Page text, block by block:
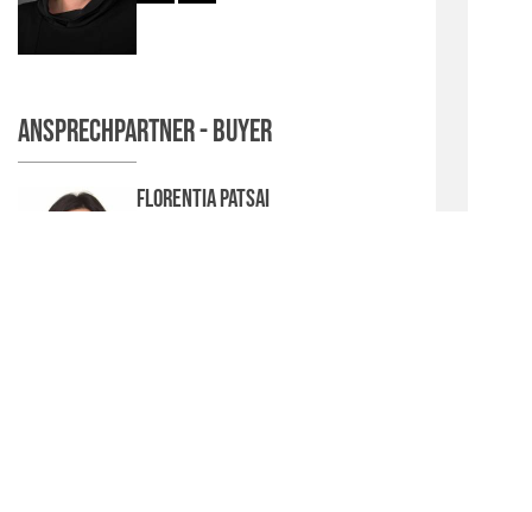
Ansprechpartner - Buyer
Florentia Patsai